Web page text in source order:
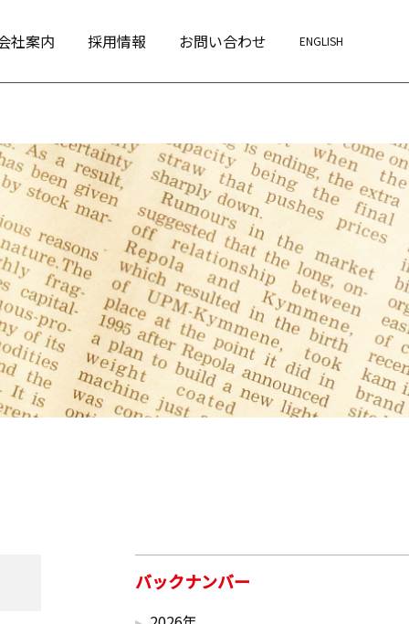
社案内 採用情報 お問い合わせ ENGLISH
バックナンバー